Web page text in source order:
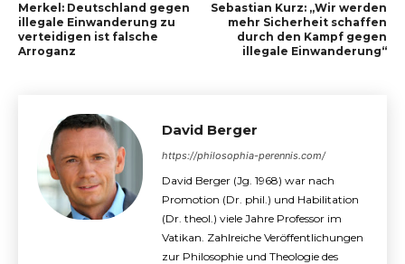
Merkel: Deutschland gegen
illegale Einwanderung zu
verteidigen ist falsche
Arroganz
Sebastian Kurz: „Wir werden
mehr Sicherheit schaffen
durch den Kampf gegen
illegale Einwanderung“
David Berger
https://philosophia-perennis.com/
David Berger (Jg. 1968) war nach
Promotion (Dr. phil.) und Habilitation
(Dr. theol.) viele Jahre Professor im
Vatikan. Zahlreiche Veröffentlichungen
zur Philosophie und Theologie des